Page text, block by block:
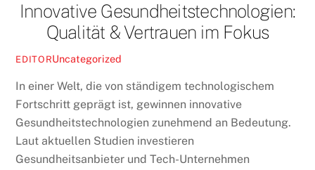
Innovative Gesundheitstechnologien:
Qualität & Vertrauen im Fokus
EDITORUncategorized
In einer Welt, die von ständigem technologischem
Fortschritt geprägt ist, gewinnen innovative
Gesundheitstechnologien zunehmend an Bedeutung.
Laut aktuellen Studien investieren
Gesundheitsanbieter und Tech-Unternehmen